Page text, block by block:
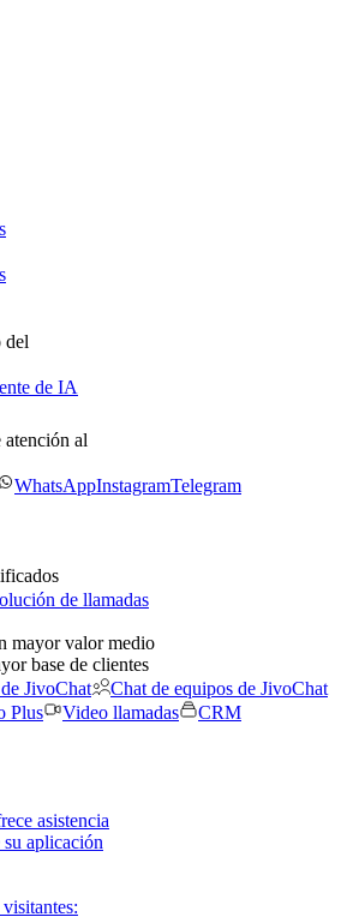
del
de IA
atención al
WhatsAppInstagramTelegram
de llamadas
mayor valor medio
base de clientes
JivoChat
Chat de equipos de JivoChat
Plus Video llamadas
CRM
asistencia
su aplicación